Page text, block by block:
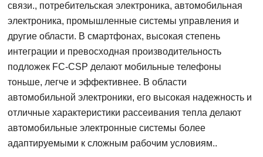
связи., потребительская электроника, автомобильная
электроника, промышленные системы управления и
другие области. В смартфонах, высокая степень
интеграции и превосходная производительность
подложек FC-CSP делают мобильные телефоны
тоньше, легче и эффективнее. В области
автомобильной электроники, его высокая надежность и
отличные характеристики рассеивания тепла делают
автомобильные электронные системы более
адаптируемыми к сложным рабочим условиям..